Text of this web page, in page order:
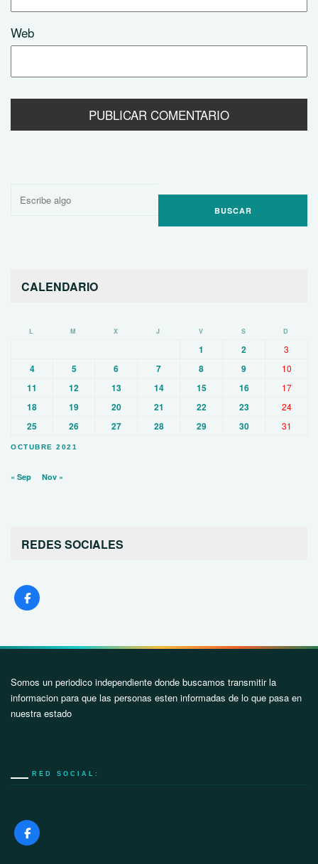
Web
Buscar
CALENDARIO
OCTUBRE 2021
L M X J V S D
1 2 3
4 5 6 7 8 9 10
11 12 13 14 15 16 17
18 19 20 21 22 23 24
25 26 27 28 29 30 31
« Sep Nov »
REDES SOCIALES
Somos un periodico independiente donde buscamos transmitir la
informacion para que las personas esten informadas de lo que pasa en
nuestra estado
RED SOCIAL: